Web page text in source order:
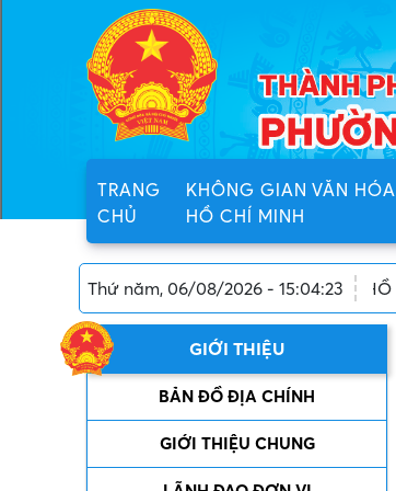
TRANG
CHỦ
KHÔNG GIAN VĂN HÓA
HỒ CHÍ MINH
Thứ năm, 06/08/2026 - 15:04:23
THÀNH PHỐ HỒ CHÍ MINH
GIỚI THIỆU
BẢN ĐỒ ĐỊA CHÍNH
GIỚI THIỆU CHUNG